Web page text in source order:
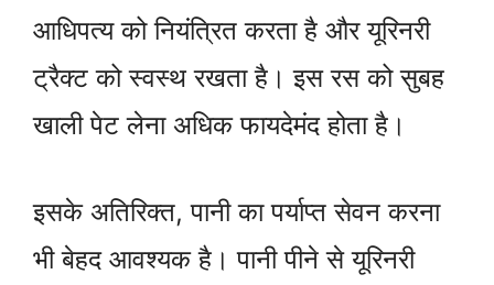
आधिपत्य को नियंत्रित करता है और यूरिनरी
ट्रैक्ट को स्वस्थ रखता है। इस रस को सुबह
खाली पेट लेना अधिक फायदेमंद होता है।
इसके अतिरिक्त, पानी का पर्याप्त सेवन करना
भी बेहद आवश्यक है। पानी पीने से यूरिनरी